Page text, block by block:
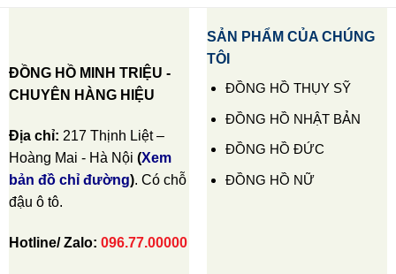
ĐỒNG HỒ MINH TRIỆU -
CHUYÊN HÀNG HIỆU
Địa chỉ: 217 Thịnh Liệt –
Hoàng Mai - Hà Nội (Xem
bản đồ chỉ đường). Có chỗ
đậu ô tô.
Hotline/ Zalo: 096.77.00000
SẢN PHẨM CỦA CHÚNG
TÔI
ĐỒNG HỒ THỤY SỸ
ĐỒNG HỒ NHẬT BẢN
ĐỒNG HỒ ĐỨC
ĐỒNG HỒ NỮ